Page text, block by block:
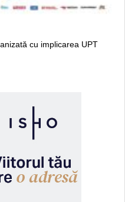
cu implicarea UPT